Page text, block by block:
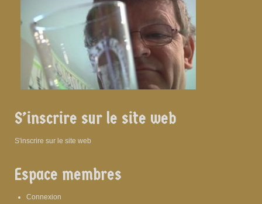
S’inscrire sur le site web
S'inscrire sur le site web
Espace membres
Connexion